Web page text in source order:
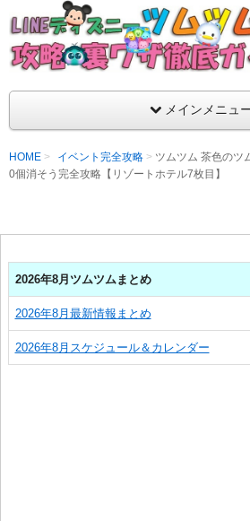
LINEディズニー ツムツ
支持率No1！痒いところに手が届く
ラ評価も丁寧に解説！ツムツムを120
メインメニュ
HOME イベント完全攻略
ツムツム 茶色のツ
0個消そう完全攻略【リゾートホテル7枚目】
2026年8月ツムツムまとめ
2026年8月最新情報まとめ
2026年8月スケジュール＆カレンダー